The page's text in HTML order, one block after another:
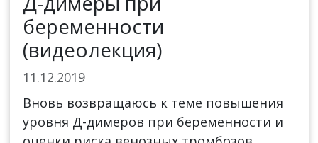
беременности
(видеолекция)
11.12.2019
Вновь возвращаюсь к теме повышения
уровня Д-димеров при беременности и